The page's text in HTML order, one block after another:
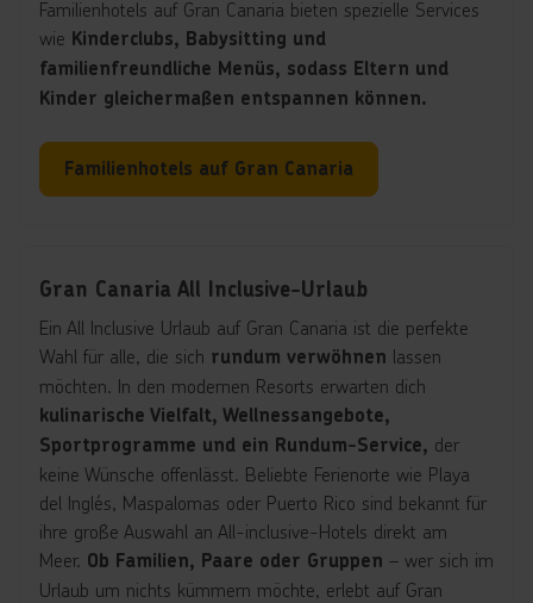
Familienhotels auf Gran Canaria bieten spezielle Services
wie Kinderclubs, Babysitting und
familienfreundliche Menüs, sodass Eltern und
Kinder gleichermaßen entspannen können.
Familienhotels auf Gran Canaria
Gran Canaria All Inclusive-Urlaub
Ein All Inclusive Urlaub auf Gran Canaria ist die perfekte
Wahl für alle, die sich rundum verwöhnen lassen
möchten. In den modernen Resorts erwarten dich
kulinarische Vielfalt, Wellnessangebote,
Sportprogramme und ein Rundum-Service, der
keine Wünsche offenlässt. Beliebte Ferienorte wie Playa
del Inglés, Maspalomas oder Puerto Rico sind bekannt für
ihre große Auswahl an All-inclusive-Hotels direkt am
Meer. Ob Familien, Paare oder Gruppen – wer sich im
Urlaub um nichts kümmern möchte, erlebt auf Gran